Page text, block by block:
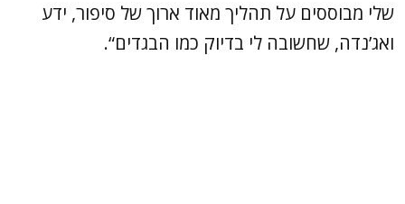
שלי מבוססים על תהליך מאוד ארוך של סיפור, ידע
ואג’נדה, שחשובה לי בדיוק כמו הבגדים“.